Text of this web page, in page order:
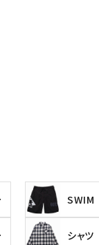
SWIM
シャツ